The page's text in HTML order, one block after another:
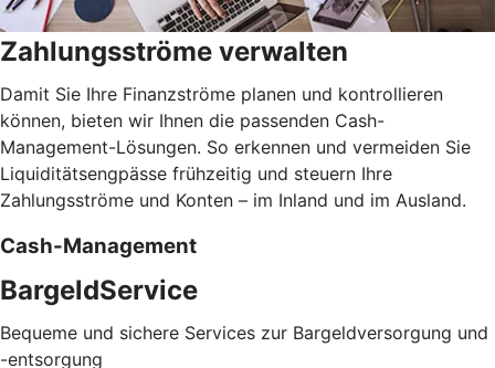
Zahlungsströme verwalten
Damit Sie Ihre Finanzströme planen und kontrollieren
können, bieten wir Ihnen die passenden Cash-
Management-Lösungen. So erkennen und vermeiden Sie
Liquiditätsengpässe frühzeitig und steuern Ihre
Zahlungsströme und Konten – im Inland und im Ausland.
Cash-Management
BargeldService
Bequeme und sichere Services zur Bargeldversorgung und
-entsorgung